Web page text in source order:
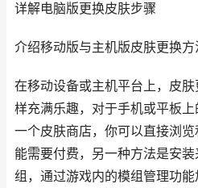
详解电脑版更换皮肤步骤
介绍移动版与主机版皮肤更换方
在移动设备或主机平台上，皮
样充满乐趣，对于手机或平板
一个皮肤商店，你可以直接浏
能需要付费，另一种方法是安
组，通过游戏内的模组管理功